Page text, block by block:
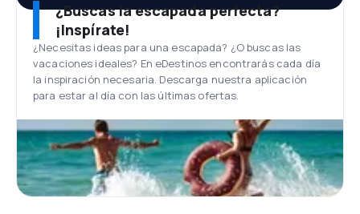
¿Buscas la escapada perfecta?
¡Inspírate!
¿Necesitas ideas para una escapada? ¿O buscas las
vacaciones ideales? En eDestinos encontrarás cada día
la inspiración necesaria. Descarga nuestra aplicación
para estar al día con las últimas ofertas.